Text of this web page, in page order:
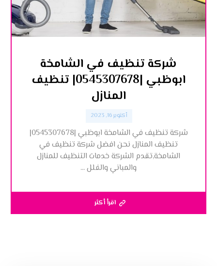
شركة تنظيف في الشامخة
ابوظبي |0545307678| تنظيف
المنازل
أكتوبر 16, 2023
شركة تنظيف في الشامخة ابوظبي |0545307678|
تنظيف المنازل نحن افضل شركة تنظيف في
الشامخة,تقدم الشركة خدمات التنظيف للمنازل
والمباني والفلل ...
اقرأ أكثر